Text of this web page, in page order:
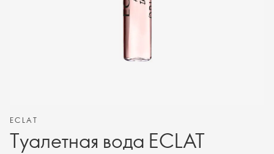
ECLAT
Туалетная вода ECLAT